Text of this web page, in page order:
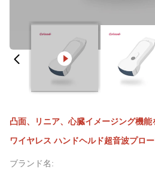
凸面、リニア、心臓イメージング機
ワイヤレス ハンドヘルド超音波プロ
ブランド名: